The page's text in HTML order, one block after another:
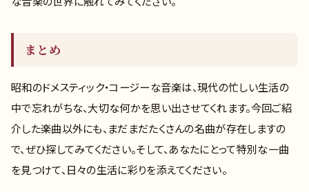
まとめ
昭和のドメスティック・コージーな音楽は、現代の忙しい生活の
中で忘れがちな、大切な何かを思い出させてくれます。今回ご紹
介した楽曲以外にも、まだまだたくさんの名曲が存在しますの
で、ぜひ探してみてください。そして、あなたにとって特別な一曲
を見つけて、日々の生活に彩りを添えてください。